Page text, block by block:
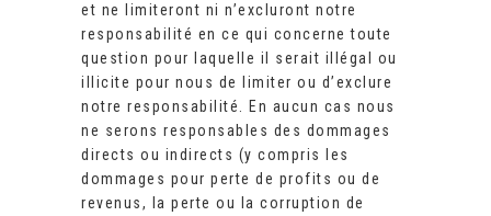
et ne limiteront ni n’excluront notre
responsabilité en ce qui concerne toute
question pour laquelle il serait illégal ou
illicite pour nous de limiter ou d’exclure
notre responsabilité. En aucun cas nous
ne serons responsables des dommages
directs ou indirects (y compris les
dommages pour perte de profits ou de
revenus, la perte ou la corruption de